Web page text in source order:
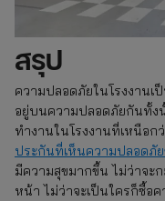
สรุป
ความปลอดภัยในโรงงานเ
อยู่บนความปลอดภัยกันทั้ง
ทำงานในโรงงานที่เหนือก
ประกันที่เห็นความปลอดภั
มีความสุขมากขึ้น ไม่ว่าจะ
หน้า ไม่ว่าจะเป็นใครก็ซื้อ